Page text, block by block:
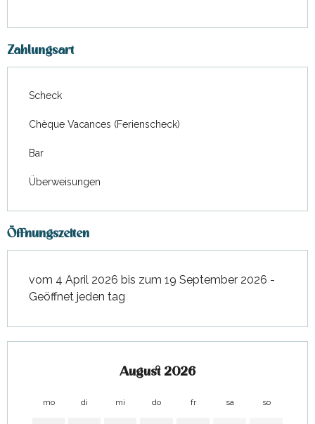
Zahlungsart
Scheck
Chèque Vacances (Ferienscheck)
Bar
Überweisungen
Öffnungszeiten
vom 4 April 2026 bis zum 19 September 2026 -
Geöffnet jeden tag
August 2026
mo di mi do fr sa so